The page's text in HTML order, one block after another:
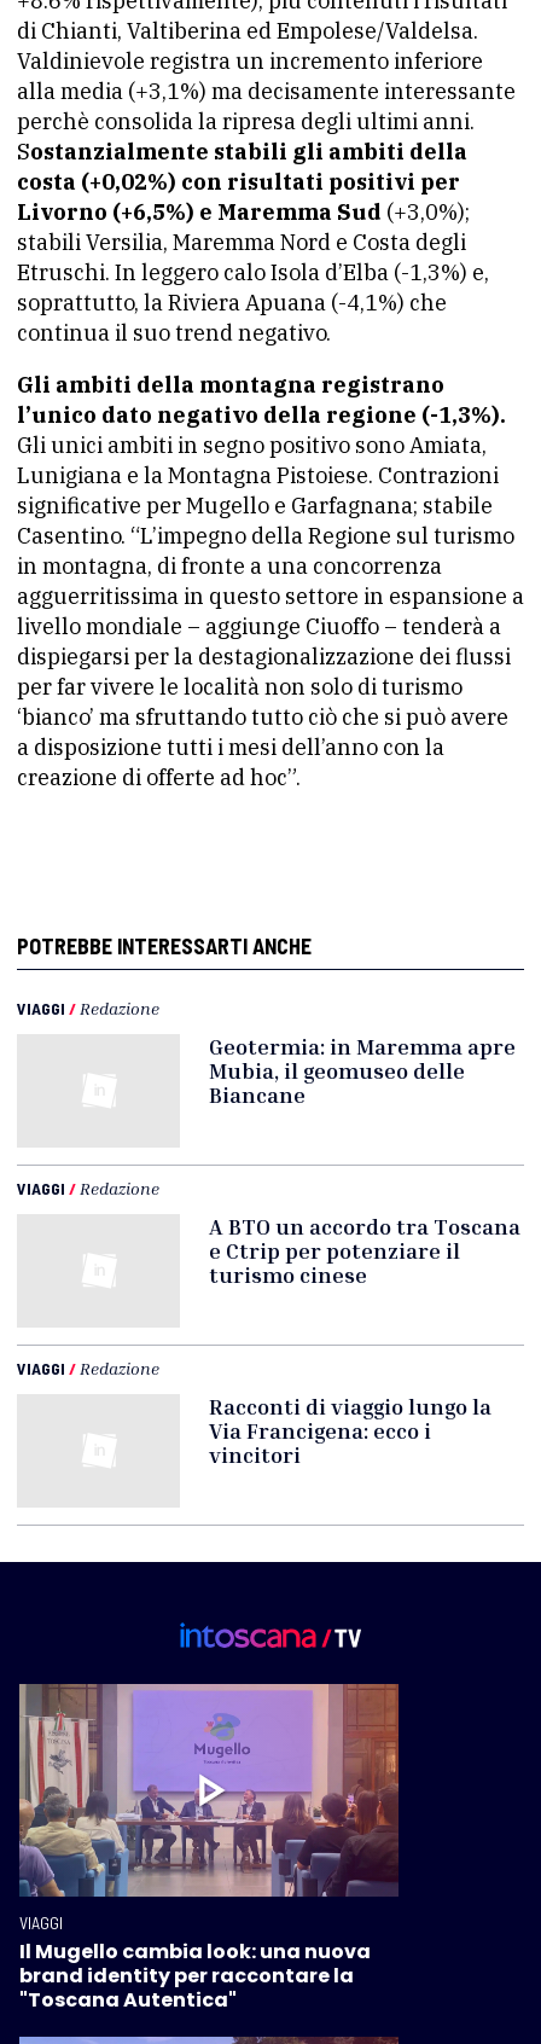
di Chianti, Valtiberina ed Empolese/Valdelsa.
Valdinievole registra un incremento inferiore
alla media (+3,1%) ma decisamente interessante
perchè consolida la ripresa degli ultimi anni.
Sostanzialmente stabili gli ambiti della
costa (+0,02%) con risultati positivi per
Livorno (+6,5%) e Maremma Sud (+3,0%);
stabili Versilia, Maremma Nord e Costa degli
Etruschi. In leggero calo Isola d’Elba (-1,3%) e,
soprattutto, la Riviera Apuana (-4,1%) che
continua il suo trend negativo.
Gli ambiti della montagna registrano
l’unico dato negativo della regione (-1,3%).
Gli unici ambiti in segno positivo sono Amiata,
Lunigiana e la Montagna Pistoiese. Contrazioni
significative per Mugello e Garfagnana; stabile
Casentino. “L’impegno della Regione sul turismo
in montagna, di fronte a una concorrenza
agguerritissima in questo settore in espansione a
livello mondiale – aggiunge Ciuoffo – tenderà a
dispiegarsi per la destagionalizzazione dei flussi
per far vivere le località non solo di turismo
‘bianco’ ma sfruttando tutto ciò che si può avere
a disposizione tutti i mesi dell’anno con la
creazione di offerte ad hoc”.
POTREBBE INTERESSARTI ANCHE
VIAGGI / Redazione
Geotermia: in Maremma apre
Mubia, il geomuseo delle
Biancane
VIAGGI / Redazione
A BTO un accordo tra Toscana
e Ctrip per potenziare il
turismo cinese
VIAGGI / Redazione
Racconti di viaggio lungo la
Via Francigena: ecco i
vincitori
VIAGGI
Il Mugello cambia look: una nuova
brand identity per raccontare la
"Toscana Autentica"